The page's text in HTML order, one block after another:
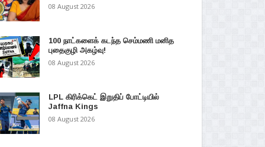
08 August 2026
100 நாட்களைக் கடந்த செம்மணி மனித
புதைகுழி அகழ்வு!
08 August 2026
LPL கிரிக்கெட் இறுதிப் போட்டியில்
Jaffna Kings
08 August 2026